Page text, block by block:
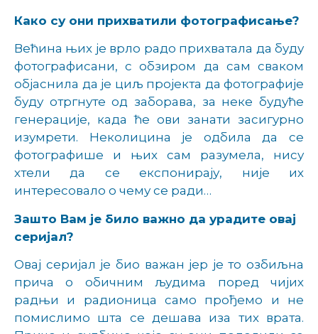
Како су они прихватили фотографисање?
Већина њих је врло радо прихватала да буду
фотографисани, с обзиром да сам сваком
објаснила да је циљ пројекта да фотографије
буду отргнуте од заборава, за неке будуће
генерације, када ће ови занати засигурно
изумрети. Неколицина је одбила да се
фотографише и њих сам разумела, нису
хтели да се експонирају, није их
интересовало о чему се ради…
Зашто Вам је било важно да урадите овај
серијал?
Овај серијал је био важан јер је то озбиљна
прича о обичним људима поред чијих
радњи и радионица само прођемо и не
помислимо шта се дешава иза тих врата.